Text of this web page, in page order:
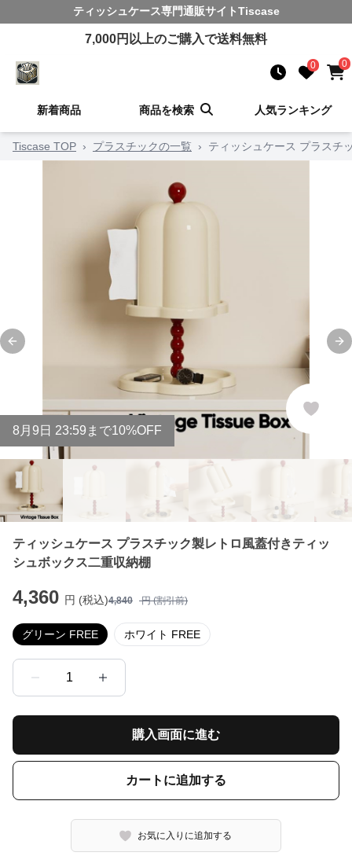
ティッシュケース専門通販サイトTiscase
7,000円以上のご購入で送料無料
0 0
新着商品 商品を検索 人気ランキング
Tiscase TOP › プラスチックの一覧 › ティッシュケース プラスチ
Previous slide
8 月 9 日 23:59まで10%OFF
ティッシュケース プラスチック製レトロ風蓋付きティッ
シュボックス二重収納棚
4,360 円 (税込)4,840 円 (割引前)
グリーン FREE ホワイト FREE
1
購入画面に進む
カートに追加する
お気に入りに追加する